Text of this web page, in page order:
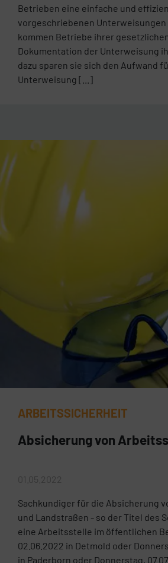
Betrieben eine einfache und
vorgeschriebenen
kommen Betriebe ihrer
Dokumentation der Unterweisung
dazu sparen sie sich den Aufwand
Unterweisung [...]
ARBEITSSICHERHEIT
Absicherung von
01.05.2022
Sachkundiger für die Absicherung
und Landstraßen - so der Titel des
eine Arbeitsstelle im öffentlichen
02.06.2022 in Detmold oder
in Paderborn oder Donnerstag,